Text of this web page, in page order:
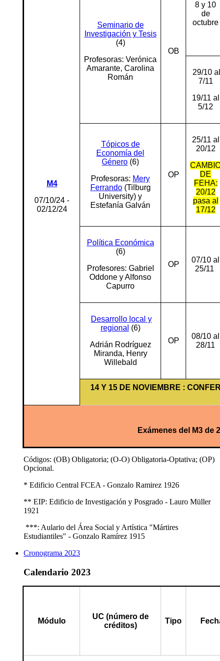
M4
07/10/24 -
02/12/24
Seminario de
Investigación y Tesis
(4)
Profesoras: Verónica
Amarante, Carolina
Román
OB
8 y 10
de
octubre
29/10 al
7/11
19/11 al
5/12
Tópicos de
Economía del
Género (6)
Profesoras: Mery
Ferrando(Tilburg
University) y
Estefanía Galván
OP
25/11 al
20/12
DE
FEHA:
20/12
pasa al
17/12
Política Económica
(6)
Profesores: Gabriel
Oddone y Alfonso
Capurro
OP
07/10 al
25/11
Desarrollo local y
regional (6)
Adrián Rodríguez
Miranda, Henry
Willebald
OP
08/10 al
28/11
14 Y 15 DE NOVIEMBRE :
Exámenes del M3
Códigos: (OB) Obligatoria; (O-O) Obligatoria-Optativa; (OP)
Opcional.
* Edificio Central FCEA - Gonzalo Ramirez 1926
** EIP: Edificio de Investigación y Posgrado - Lauro Müller
1921
***: Aulario del Área Social y Artística "Mártires
Estudiantiles" - Gonzalo Ramírez 1915
Cronograma 2023
Calendario 2023
Módulo
UC (número de
créditos)
Tipo